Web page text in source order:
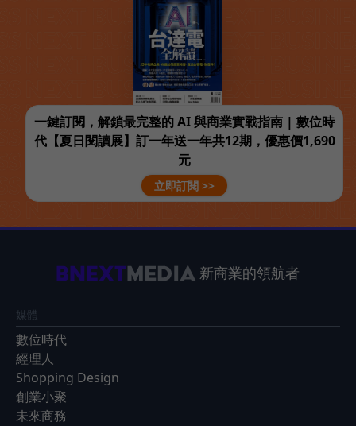
一鍵訂閱，解鎖最完整的 AI 與商業實戰指南 | 數位時
代【夏日閱讀展】訂一年送一年共12期，優惠價1,690
元
立即訂閱 >>
新商業的領航者
媒體
數位時代
經理人
Shopping Design
創業小聚
未來商務